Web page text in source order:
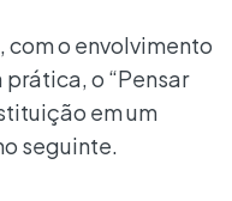
com o envolvimento
o “Pensar
em um
seguinte.